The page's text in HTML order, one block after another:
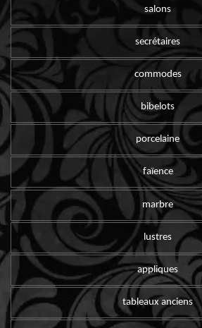
salons
secrétaires
commodes
bibelots
porcelaine
faïence
marbre
lustres
appliques
tableaux anciens